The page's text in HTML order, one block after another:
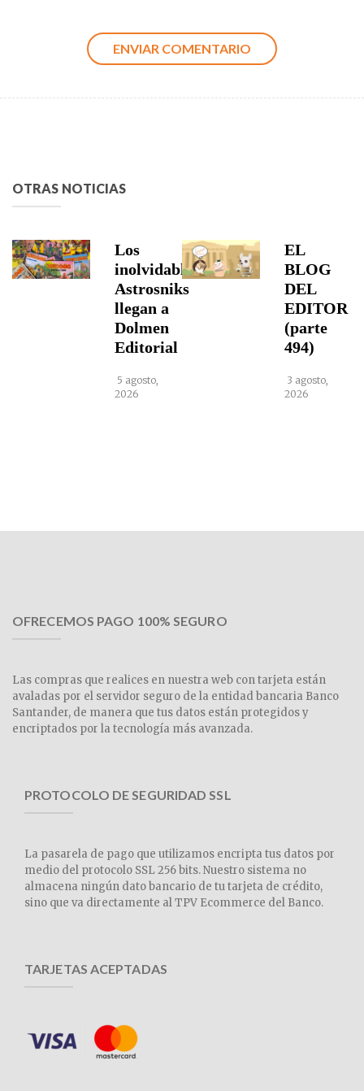
OTRAS NOTICIAS
Los
inolvidables
Astrosniks
llegan a
Dolmen
Editorial
5 agosto,
2026
EL
BLOG
DEL
EDITOR
(parte
494)
3 agosto,
2026
OFRECEMOS PAGO 100% SEGURO
Las compras que realices en nuestra web con tarjeta están
avaladas por el servidor seguro de la entidad bancaria Banco
Santander, de manera que tus datos están protegidos y
encriptados por la tecnología más avanzada.
PROTOCOLO DE SEGURIDAD SSL
La pasarela de pago que utilizamos encripta tus datos por
medio del protocolo SSL 256 bits. Nuestro sistema no
almacena ningún dato bancario de tu tarjeta de crédito,
sino que va directamente al TPV Ecommerce del Banco.
TARJETAS ACEPTADAS